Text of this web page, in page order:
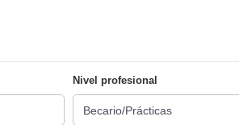
Nivel profesional